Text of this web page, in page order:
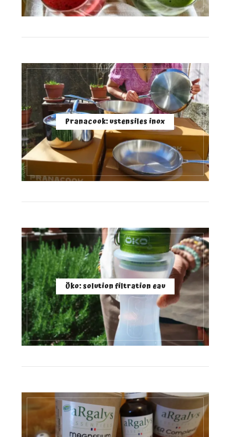
Pranacook: ustensiles inox
Öko: solution filtration eau